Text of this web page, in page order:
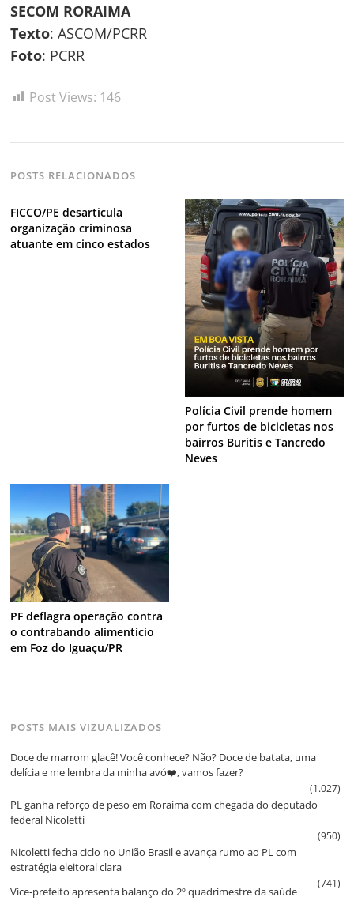
SECOM RORAIMA
Texto: ASCOM/PCRR
Foto: PCRR
Post Views: 146
POSTS RELACIONADOS
FICCO/PE desarticula
organização criminosa
atuante em cinco estados
Polícia Civil prende homem
por furtos de bicicletas nos
bairros Buritis e Tancredo
Neves
PF deflagra operação contra
o contrabando alimentício
em Foz do Iguaçu/PR
POSTS MAIS VIZUALIZADOS
Doce de marrom glacê! Você conhece? Não? Doce de batata, uma
delícia e me lembra da minha avó❤️, vamos fazer?
(1.027)
PL ganha reforço de peso em Roraima com chegada do deputado
federal Nicoletti
(950)
Nicoletti fecha ciclo no União Brasil e avança rumo ao PL com
estratégia eleitoral clara
(741)
Vice‑prefeito apresenta balanço do 2º quadrimestre da saúde